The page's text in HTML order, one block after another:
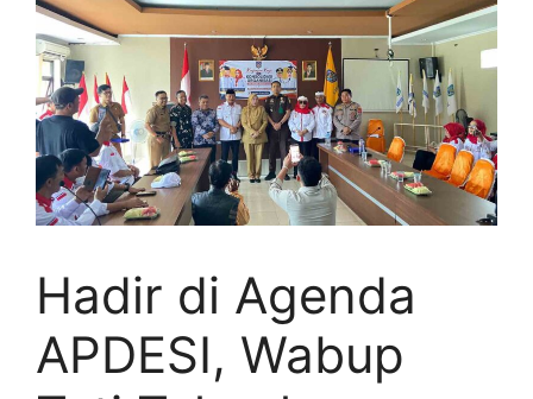
Hadir di Agenda
APDESI, Wabup